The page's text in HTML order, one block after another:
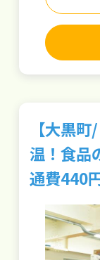
【大黒
温！食
通費440